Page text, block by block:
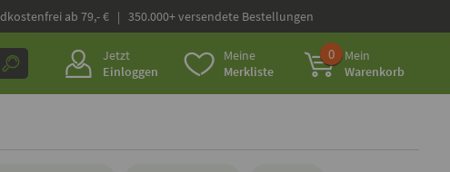
ab 79,- € | 350.000+ versendete Bestellungen
Jetzt
Einloggen
Meine
Merkliste
0
Mein
Warenkorb